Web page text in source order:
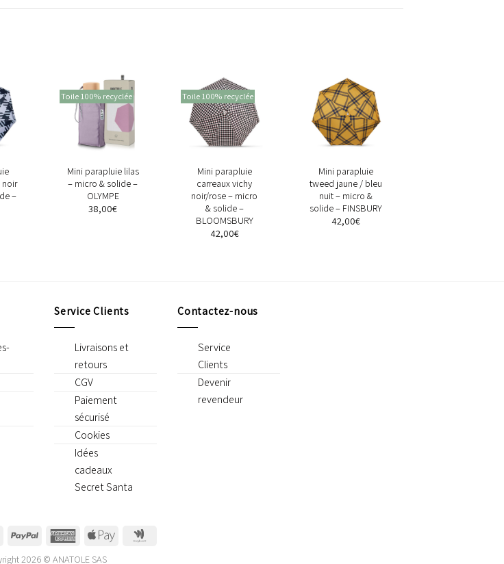
noir
–
Toile 100% recyclée
+
Mini parapluie lilas
– micro & solide –
OLYMPE
38,00€
Toile 100% recyclée
Mini parapluie
carreaux vichy
noir/rose – micro
& solide –
BLOOMSBURY
42,00€
Mini parapluie
tweed jaune / bleu
nuit – micro &
solide – FINSBURY
42,00€
Service Clients
Livraisons et
retours
CGV
Paiement
sécurisé
Cookies
Idées
cadeaux
Secret Santa
Contactez-nous
Service
Clients
Devenir
revendeur
MasterCardPayPal
AmericanApple
2026 © ANATOLE SAS